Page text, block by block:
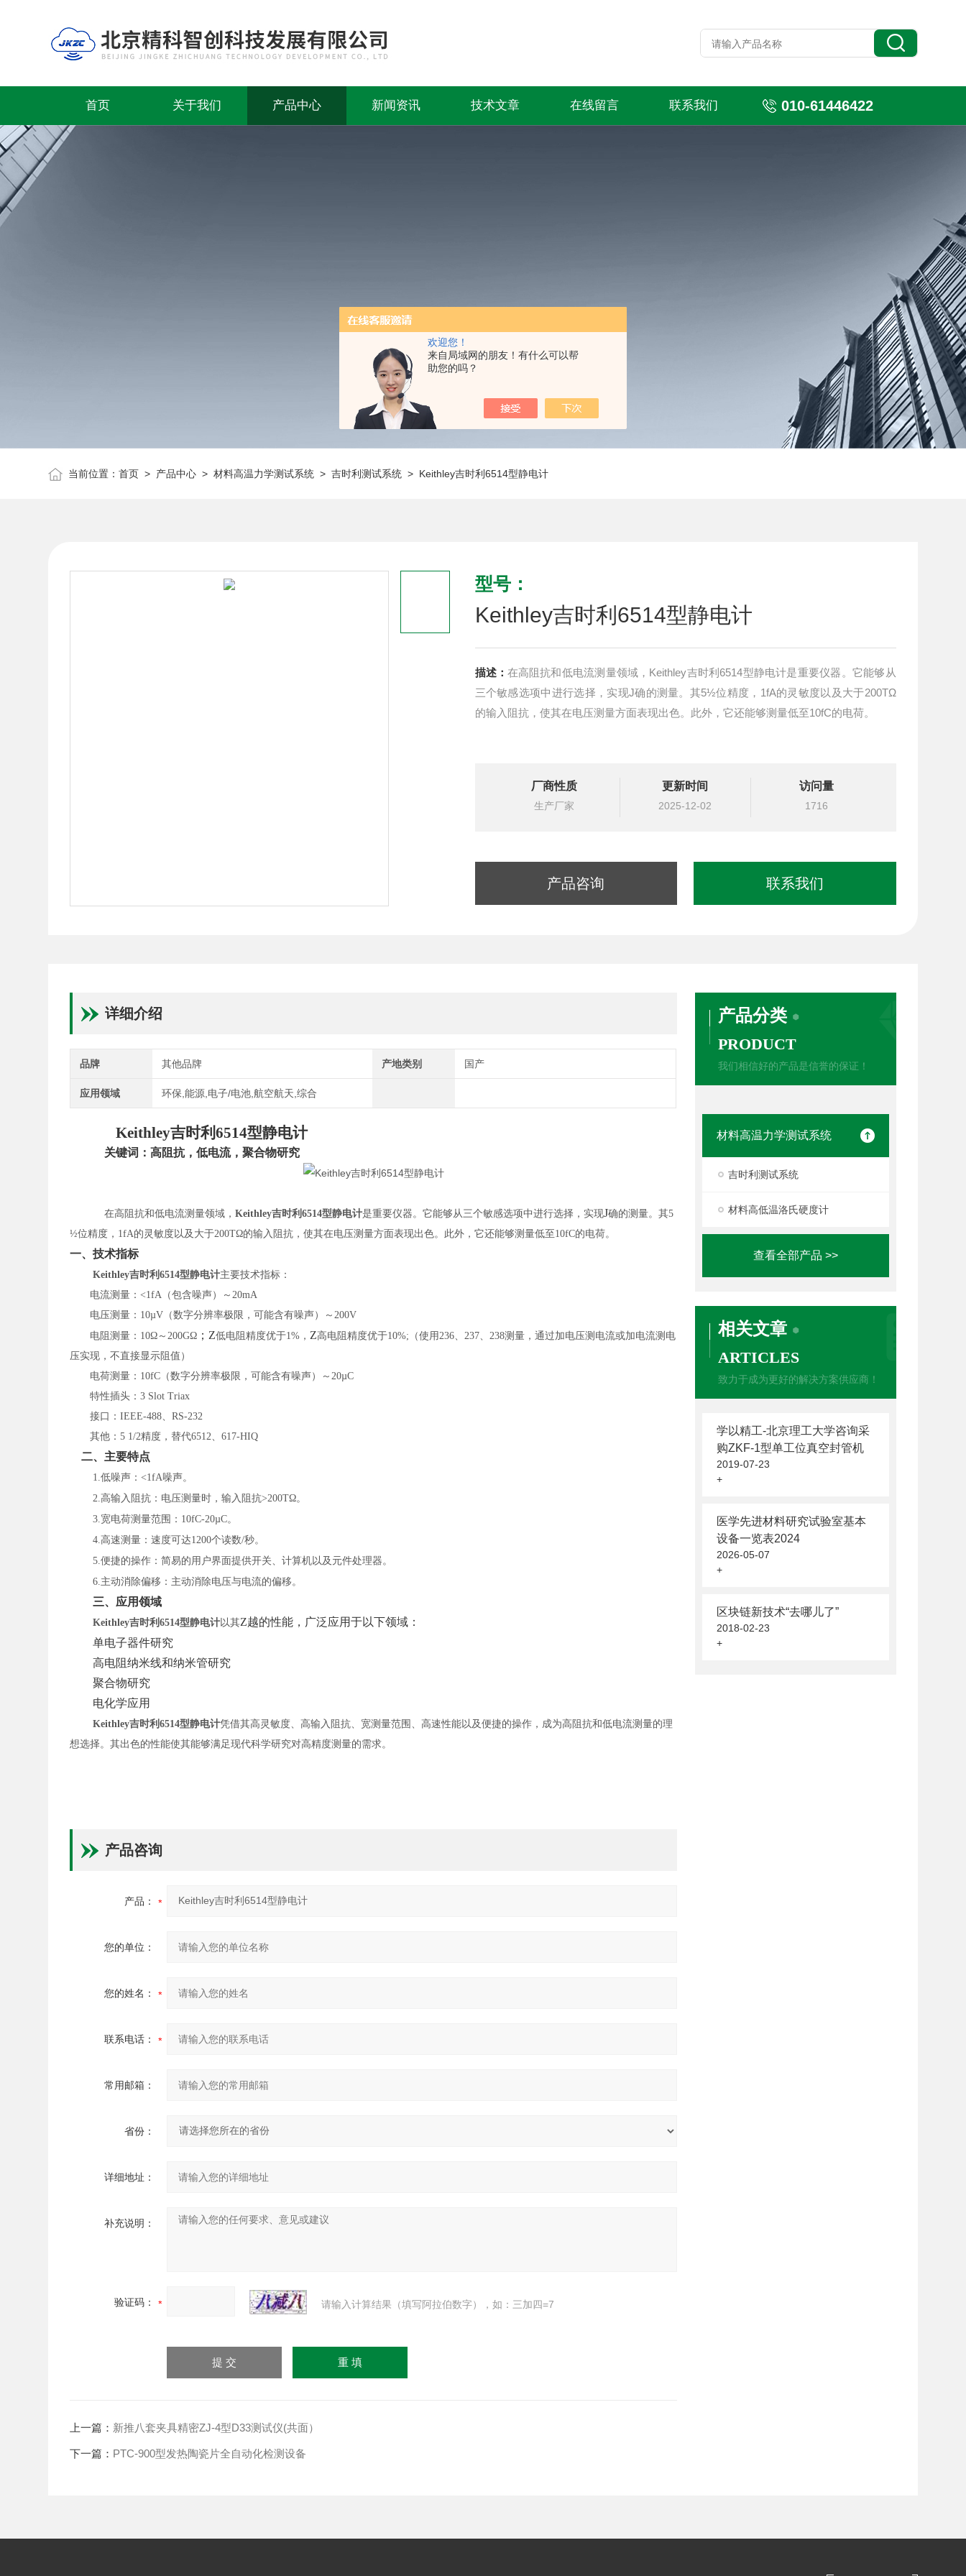
欢迎您！
来自局域网的朋友！有什么可以帮
助您的吗？
首页 关于我们 产品中心 新闻资讯 技术文章 在线留言 联系我们 010-61446422
当前位置：首页 > 产品中心 >材料高温力学测试系统 >吉时利测试系统 > Keithley吉时利6514型静电计
型号：
Keithley吉时利6514型静电计
描述： 在高阻抗和低电流测量领域，Keithley吉时利6514型静电计是重要仪器。它能够从
三个敏感选项中进行选择，实现J确的测量。其5½位精度，1fA的灵敏度以及大于200TΩ
的输入阻抗，使其在电压测量方面表现出色。此外，它还能够测量低至10fC的电荷。
厂商性质
生产厂家
更新时间
2025-12-02
访问量
1716
产品咨询 联系我们
产品分类
PRODUCT
我们相信好的产品是信誉的保证！
材料高温力学测试系统
吉时利测试系统
材料高低温洛氏硬度计
查看全部产品 >>
相关文章
ARTICLES
致力于成为更好的解决方案供应商！
学以精工-北京理工大学咨询采
购ZKF-1型单工位真空封管机
2019-07-23
+
医学先进材料研究试验室基本
设备一览表2024
2026-05-07
+
区块链新技术“去哪儿了”
2018-02-23
+
详细介绍
品牌 其他品牌 产地类别 国产
应用领域 环保,能源,电子/电池,航空航天,综合
Keithley吉时利6514型静电计
关键词：高阻抗，低电流，聚合物研究
在高阻抗和低电流测量领域，Keithley吉时利6514型静电计是重要仪器。它能够从三个敏感选项中进行选择，实现J确的测量。其5
½位精度，1fA的灵敏度以及大于200TΩ的输入阻抗，使其在电压测量方面表现出色。此外，它还能够测量低至10fC的电荷。
一、技术指标
Keithley吉时利6514型静电计主要技术指标：
电流测量：<1fA（包含噪声）～20mA
电压测量： 10µV（数字分辨率极限，可能含有噪声）～200V
电阻测量： 10Ω～200GΩ ； Z低电阻精度优于1%，Z高电阻精度优于10%;（使用236、237、238测量，通过加电压测电流或加电流测电
压实现，不直接显示阻值）
电荷测量： 10fC（数字分辨率极限，可能含有噪声）～20µC
特性插头：3 Slot Triax
接口：IEEE-488、RS-232
其他：5 1/2精度，替代6512、617-HIQ
二、主要特点
1.低噪声：<1fA噪声。
2.高输入阻抗：电压测量时，输入阻抗>200TΩ。
3.宽电荷测量范围：10fC-20µC。
4.高速测量：速度可达1200个读数/秒。
5.便捷的操作：简易的用户界面提供开关、计算机以及元件处理器。
6.主动消除偏移：主动消除电压与电流的偏移。
三、应用领域
Keithley吉时利6514型静电计以其Z越的性能，广泛应用于以下领域：
单电子器件研究
高电阻纳米线和纳米管研究
聚合物研究
电化学应用
Keithley吉时利6514型静电计凭借其高灵敏度、高输入阻抗、宽测量范围、高速性能以及便捷的操作，成为高阻抗和低电流测量的理
想选择。其出色的性能使其能够满足现代科学研究对高精度测量的需求。
产品咨询
产品：
您的单位：
您的姓名：
联系电话：
常用邮箱：
省份：
详细地址：
补充说明：
验证码： 请输入计算结果（填写阿拉伯数字），如：三加四=7
上一篇： 新推八套夹具精密ZJ-4型D33测试仪(共面）
下一篇： PTC-900型发热陶瓷片全自动化检测设备